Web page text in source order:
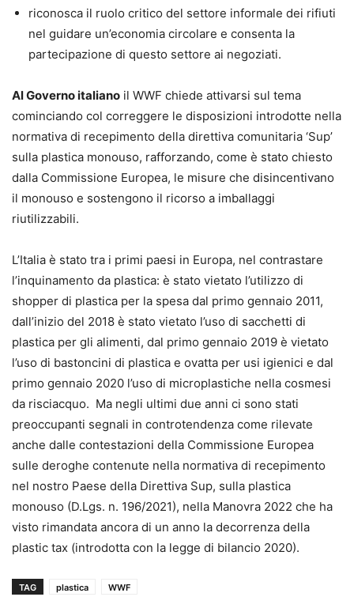
riconosca il ruolo critico del settore informale dei rifiuti
nel guidare un’economia circolare e consenta la
partecipazione di questo settore ai negoziati.
Al Governo italiano il WWF chiede attivarsi sul tema
cominciando col correggere le disposizioni introdotte nella
normativa di recepimento della direttiva comunitaria ‘Sup’
sulla plastica monouso, rafforzando, come è stato chiesto
dalla Commissione Europea, le misure che disincentivano
il monouso e sostengono il ricorso a imballaggi
riutilizzabili.
L’Italia è stato tra i primi paesi in Europa, nel contrastare
l’inquinamento da plastica: è stato vietato l’utilizzo di
shopper di plastica per la spesa dal primo gennaio 2011,
dall’inizio del 2018 è stato vietato l’uso di sacchetti di
plastica per gli alimenti, dal primo gennaio 2019 è vietato
l’uso di bastoncini di plastica e ovatta per usi igienici e dal
primo gennaio 2020 l’uso di microplastiche nella cosmesi
da risciacquo. Ma negli ultimi due anni ci sono stati
preoccupanti segnali in controtendenza come rilevate
anche dalle contestazioni della Commissione Europea
sulle deroghe contenute nella normativa di recepimento
nel nostro Paese della Direttiva Sup, sulla plastica
monouso (D.Lgs. n. 196/2021), nella Manovra 2022 che ha
visto rimandata ancora di un anno la decorrenza della
plastic tax (introdotta con la legge di bilancio 2020).
TAG plastica WWF